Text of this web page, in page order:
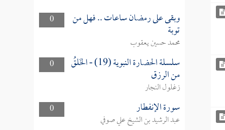
0 وبقى على رمضان ساعات .. فهل من
توبة
محمد حسين يعقوب
0
سلسلة الحضارة النبوية (19) - الخَلقُ
من الرزق
زغلول النجار
0
سورة الإنفطار
عبد الرشيد بن الشيخ علي صوفي